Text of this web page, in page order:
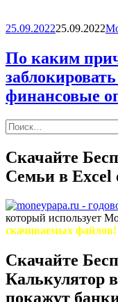
25.09.202225.09.2022
По каким
финансовые
Найти:
Скачайте
Семьи в Excel
который использует
скачиваемых файлов!
Скачайте
Калькулятор
покажут